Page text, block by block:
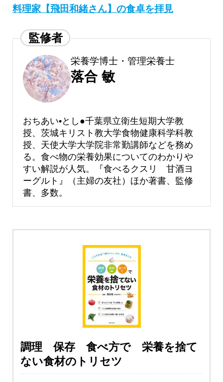
料理家【飛田和緒さん】の食卓を拝見
監修者
栄養学博士・管理栄養士
落合 敏
おちあい•とし●千葉県立衛生短期大学教
授、茨城キリスト教大学食物健康科学科教
授、天使大学大学院非常勤講師などを務め
る。食べ物の栄養効果についてのわかりや
すい解説が人気。『食べるクスリ 甘酒ヨ
ーグルト』（主婦の友社）ほか著書、監修
書、多数。
調理 保存 食べ方で 栄養を捨て
ない食材のトリセツ